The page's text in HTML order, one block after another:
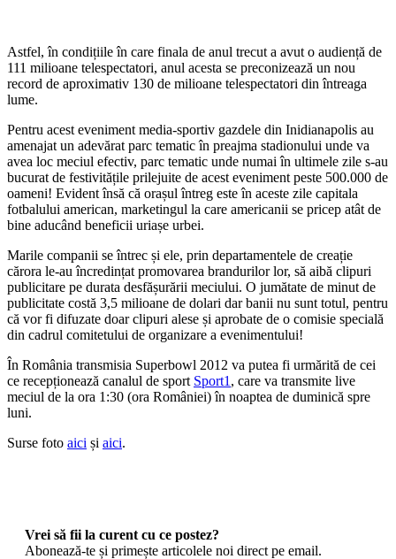
Astfel, în condițiile în care finala de anul trecut a avut o audiență de
111 milioane telespectatori, anul acesta se preconizează un nou
record de aproximativ 130 de milioane telespectatori din întreaga
lume.
Pentru acest eveniment media-sportiv gazdele din Inidianapolis au
amenajat un adevărat parc tematic în preajma stadionului unde va
avea loc meciul efectiv, parc tematic unde numai în ultimele zile s-au
bucurat de festivitățile prilejuite de acest eveniment peste 500.000 de
oameni! Evident însă că orașul întreg este în aceste zile capitala
fotbalului american, marketingul la care americanii se pricep atât de
bine aducând beneficii uriașe urbei.
Marile companii se întrec și ele, prin departamentele de creație
cărora le-au încredințat promovarea brandurilor lor, să aibă clipuri
publicitare pe durata desfășurării meciului. O jumătate de minut de
publicitate costă 3,5 milioane de dolari dar banii nu sunt totul, pentru
că vor fi difuzate doar clipuri alese și aprobate de o comisie specială
din cadrul comitetului de organizare a evenimentului!
În România transmisia Superbowl 2012 va putea fi urmărită de cei
ce recepționează canalul de sport Sport1 , care va transmite live
meciul de la ora 1:30 (ora României) în noaptea de duminică spre
luni.
Surse foto aici și aici.
Vrei să fii la curent cu ce postez?
Abonează-te și primește articolele noi direct pe email.